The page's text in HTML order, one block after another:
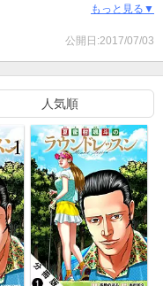
ります。
に
もっと見る▼
公開日:2017/07/03
人気順